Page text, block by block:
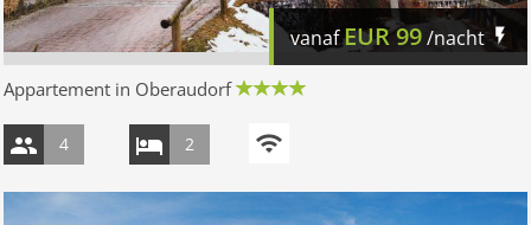
vanafEUR99/nacht
Appartement in Oberaudorf
4 2